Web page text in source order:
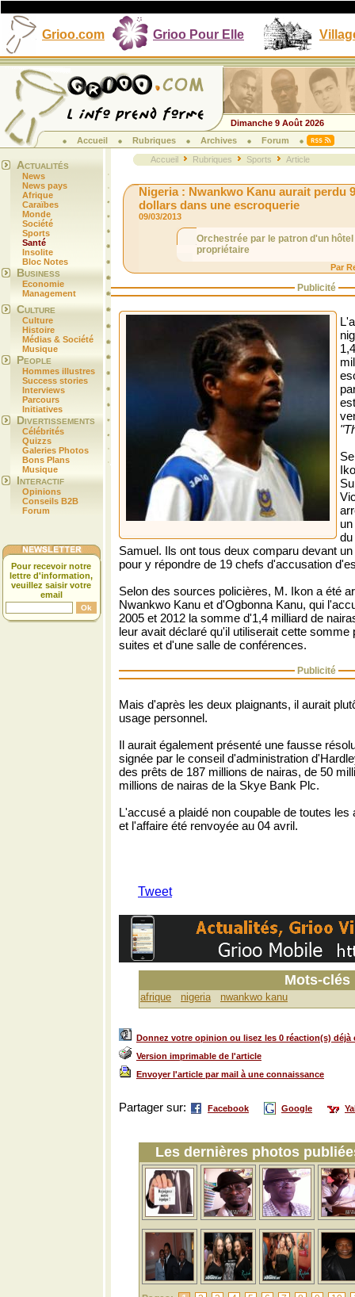
Grioo.com Grioo Pour Elle
Dimanche 9 Août 2026
Accueil
Rubriques Archives Forum
Actualités
News
News pays
Afrique
Caraïbes
Monde
Société
Sports
Santé
Insolite
Bloc Notes
Business
Economie
Management
Culture
Culture
Histoire
Médias & Société
Musique
People
Hommes illustres
Success stories
Interviews
Parcours
Initiatives
Divertissements
Célébrités
Quizzs
Galeries Photos
Bons Plans
Musique
Interactif
Opinions
Conseils B2B
Forum
Pour recevoir notre
lettre d'information,
veuillez saisir votre
email
Accueil Rubriques Sports Article
Nigeria : Nwankwo Kanu aurait perdu
dollars dans une escroquerie
09/03/2013
Orchestrée par le patron d'un
propriétaire
Par
Publicité
Samuel. Ils ont tous deux comparu devant
pour y répondre de 19 chefs d'accusation
Selon des sources policières, M. Ikon a été
Nwankwo Kanu et d'Ogbonna Kanu, qui
2005 et 2012 la somme d'1,4 milliard de
leur avait déclaré qu'il utiliserait cette somme
suites et d'une salle de conférences.
Publicité
Mais d'après les deux plaignants, il aurait
usage personnel.
Il aurait également présenté une fausse
signée par le conseil d'administration
des prêts de 187 millions de nairas, de 50
millions de nairas de la Skye Bank Plc.
L'accusé a plaidé non coupable de toutes
et l'affaire été renvoyée au 04 avril.
Tweet
Mots-clés
afrique nigeria nwankwo kanu
Donnez votre opinion ou lisez les 0 réaction(s) déjà
Version imprimable de l'article
Envoyer l'article par mail à une connaissance
Partager sur: Facebook Google
Les dernières photos